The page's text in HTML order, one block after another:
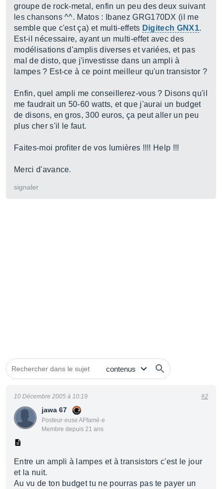
groupe de rock-metal, enfin un peu des deux suivant
les chansons ^^. Matos : Ibanez GRG170DX (il me
semble que c'est ça) et multi-effets Digitech GNX1.
Est-il nécessaire, ayant un multi-effet avec des
modélisations d'amplis diverses et variées, et pas
mal de disto, que j'investisse dans un ampli à
lampes ? Est-ce à ce point meilleur qu'un transistor ?
Enfin, quel ampli me conseillerez-vous ? Disons qu'il
me faudrait un 50-60 watts, et que j'aurai un budget
de disons, en gros, 300 euros, ça peut aller un peu
plus cher s'il le faut.
Faites-moi profiter de vos lumières !!!! Help !!!
Merci d'avance.
signaler
jawa 67
Posteur·euse AFfamé·e
Membre depuis 21 ans
10 Décembre 2005 à 10:19 #2
Entre un ampli à lampes et à transistors c'est le jour
et la nuit.
Au vu de ton budget tu ne pourras pas te payer un